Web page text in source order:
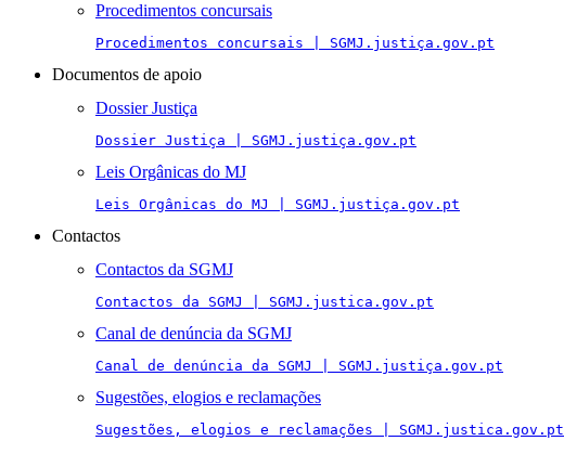
Procedimentos concursais
Procedimentos concursais | SGMJ.justiça.gov.pt
Documentos de apoio
Dossier Justiça
Dossier Justiça | SGMJ.justiça.gov.pt
Leis Orgânicas do MJ
Leis Orgânicas do MJ | SGMJ.justiça.gov.pt
Contactos
Contactos da SGMJ
Contactos da SGMJ | SGMJ.justica.gov.pt
Canal de denúncia da SGMJ
Canal de denúncia da SGMJ | SGMJ.justiça.gov.pt
Sugestões, elogios e reclamações
Sugestões, elogios e reclamações | SGMJ.justica.gov.pt